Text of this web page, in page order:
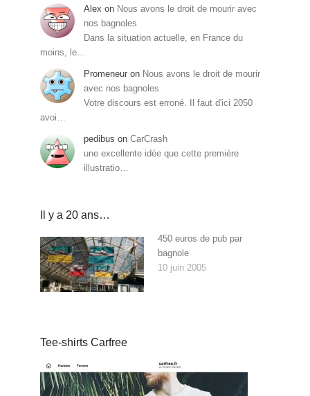
Alex on Nous avons le droit de mourir avec
nos bagnoles
Dans la situation actuelle, en France du
moins, le…
Promeneur on Nous avons le droit de mourir
avec nos bagnoles
Votre discours est erroné. Il faut d'ici 2050
avoi…
pedibus on CarCrash
une excellente idée que cette première
illustratio…
Il y a 20 ans…
450 euros de pub par
bagnole
10 juin 2005
Tee-shirts Carfree